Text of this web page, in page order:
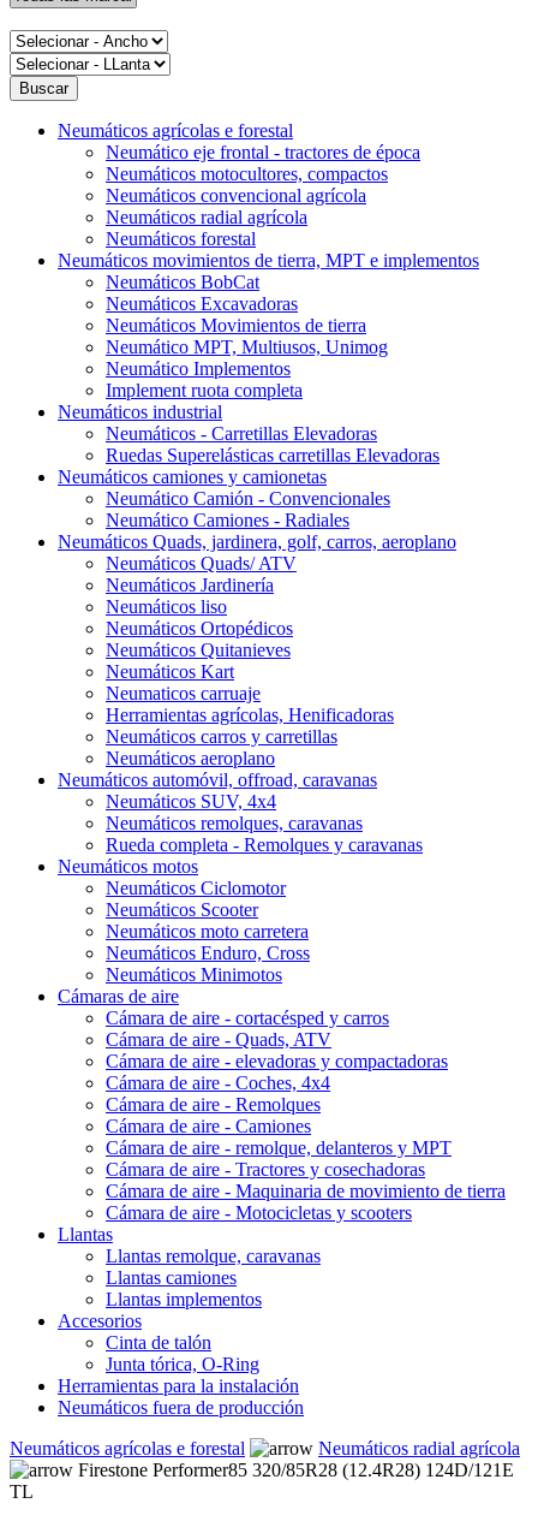
Neumáticos agrícolas e forestal
Neumático eje frontal - tractores de época
Neumáticos motocultores, compactos
Neumáticos convencional agrícola
Neumáticos radial agrícola
Neumáticos forestal
Neumáticos movimientos de tierra, MPT e implementos
Neumáticos BobCat
Neumáticos Excavadoras
Neumáticos Movimientos de tierra
Neumático MPT, Multiusos, Unimog
Neumático Implementos
Implement ruota completa
Neumáticos industrial
Neumáticos - Carretillas Elevadoras
Ruedas Superelásticas carretillas Elevadoras
Neumáticos camiones y camionetas
Neumático Camión - Convencionales
Neumático Camiones - Radiales
Neumáticos Quads, jardinera, golf, carros, aeroplano
Neumáticos Quads/ ATV
Neumáticos Jardinería
Neumáticos liso
Neumáticos Ortopédicos
Neumáticos Quitanieves
Neumáticos Kart
Neumaticos carruaje
Herramientas agrícolas, Henificadoras
Neumáticos carros y carretillas
Neumáticos aeroplano
Neumáticos automóvil, offroad, caravanas
Neumáticos SUV, 4x4
Neumáticos remolques, caravanas
Rueda completa - Remolques y caravanas
Neumáticos motos
Neumáticos Ciclomotor
Neumáticos Scooter
Neumáticos moto carretera
Neumáticos Enduro, Cross
Neumáticos Minimotos
Cámaras de aire
Cámara de aire - cortacésped y carros
Cámara de aire - Quads, ATV
Cámara de aire - elevadoras y compactadoras
Cámara de aire - Coches, 4x4
Cámara de aire - Remolques
Cámara de aire - Camiones
Cámara de aire - remolque, delanteros y MPT
Cámara de aire - Tractores y cosechadoras
Cámara de aire - Maquinaria de movimiento de tierra
Cámara de aire - Motocicletas y scooters
Llantas
Llantas remolque, caravanas
Llantas camiones
Llantas implementos
Accesorios
Cinta de talón
Junta tórica, O-Ring
Herramientas para la instalación
Neumáticos fuera de producción
Neumáticos agrícolas e forestal
Neumáticos radial agrícola
Firestone Performer85 320/85R28 (12.4R28) 124D/121E
TL